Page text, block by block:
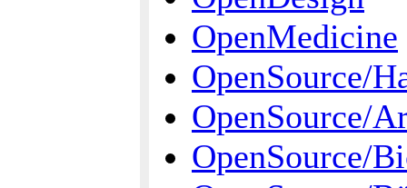
OpenMedicine
OpenSource/
OpenSource/
OpenSource/